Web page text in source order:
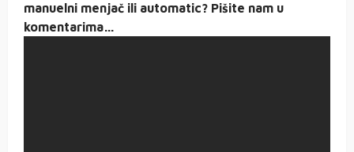
manuelni menjač ili automatic? Pišite nam u
komentarima…